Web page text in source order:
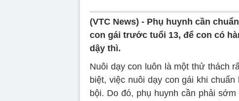
(VTC News) - Phụ huynh cần
con gái trước tuổi 13, để con có
dậy thì.
Nuôi dạy con luôn là một thử thách
biệt, việc nuôi dạy con gái khi
bội. Do đó, phụ huynh cần phải